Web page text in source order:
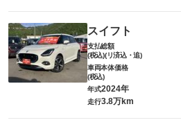
スイフト
支払総額
(税込)(リ済込・追)
車両本体価格
(税込)
年式2024年
走行3.8万km